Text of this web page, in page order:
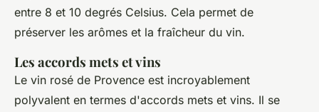
entre 8 et 10 degrés Celsius. Cela permet de
préserver les arômes et la fraîcheur du vin.
Les accords mets et vins
Le vin rosé de Provence est incroyablement
polyvalent en termes d'accords mets et vins. Il se